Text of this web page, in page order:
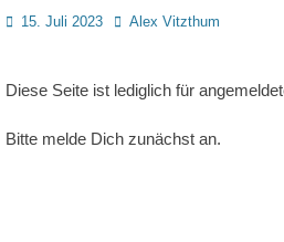
Posted
15. Juli 2023 AutorAlex Vitzthum
Diese Seite ist lediglich für
Bitte melde Dich zunächst an.